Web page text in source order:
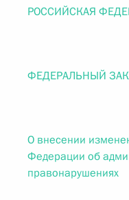
РОССИЙСКАЯ
ФЕДЕРАЛЬНЫЙ
О внесении
Федерации об
правонарушениях